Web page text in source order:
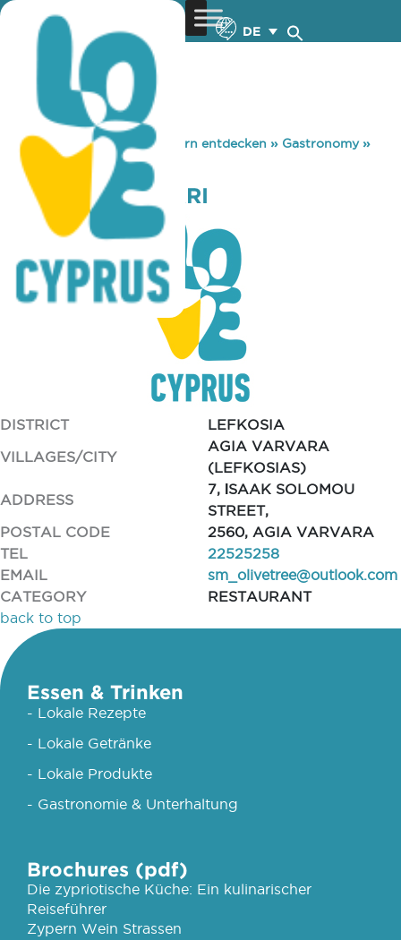
DE
You are here: Home »Zypern entdecken » Gastronomy»
ELIA KAI THYMARI
ELIA KAI THYMARI
DISTRICT
LEFKOSIA
VILLAGES/CITY
AGIA VARVARA
(LEFKOSIAS)
ADDRESS
7, ΙSAAK SOLOMOU
STREET,
POSTAL CODE
2560, AGIA VARVARA
TEL
22525258
EMAIL
sm_olivetree@outlook.com
CATEGORY
RESTAURANT
back to top
Essen & Trinken
- Lokale Rezepte
- Lokale Getränke
- Lokale Produkte
- Gastronomie & Unterhaltung
Brochures (pdf)
Die zypriotische Küche: Ein kulinarischer
Reiseführer
Zypern Wein Strassen